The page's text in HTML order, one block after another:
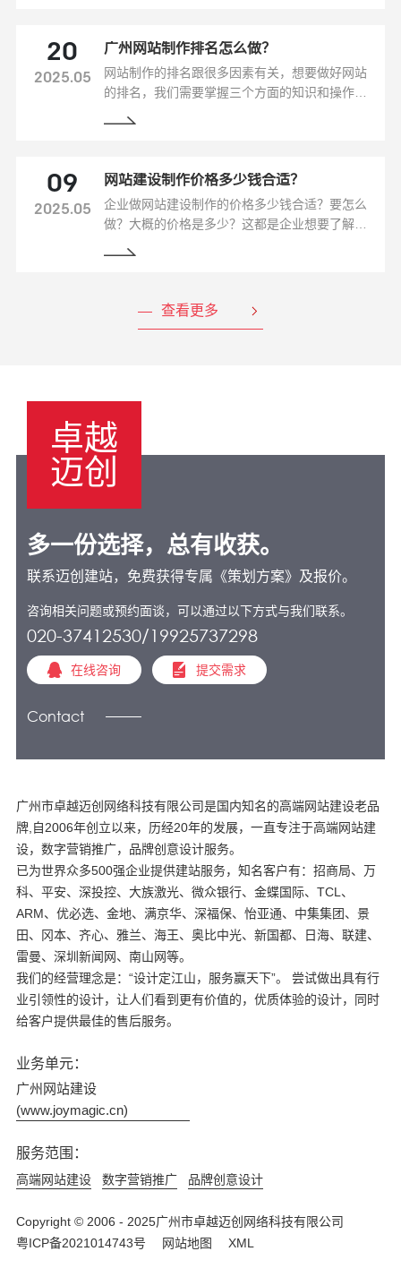
20
2025.05
广州网站制作排名怎么做？
网站制作的排名跟很多因素有关，想要做好网站
的排名，我们需要掌握三个方面的知识和操作技
09
2025.05
网站建设制作价格多少钱合适？
企业做网站建设制作的价格多少钱合适？要怎么
做？大概的价格是多少？这都是企业想要了解的
查看更多
卓越
迈创
多一份选择，总有收获。
联系迈创建站，免费获得专属《策划方案》及报价。
咨询相关问题或预约面谈，可以通过以下方式与我们联系。
020-37412530/19925737298
在线咨询 提交需求
Contact
广州市卓越迈创网络科技有限公司是国内知名的高端网站建设老品
牌,自2006年创立以来，历经20年的发展，一直专注于高端网站建
设，数字营销推广，品牌创意设计服务。
已为世界众多500强企业提供建站服务，知名客户有：招商局、万
科、平安、深投控、大族激光、微众银行、金蝶国际、TCL、
ARM、优必选、金地、满京华、深福保、怡亚通、中集集团、景
田、冈本、齐心、雅兰、海王、奥比中光、新国都、日海、联建、
雷曼、深圳新闻网、南山网等。
我们的经营理念是：“设计定江山，服务赢天下”。 尝试做出具有行
业引领性的设计，让人们看到更有价值的，优质体验的设计，同时
给客户提供最佳的售后服务。
业务单元：
广州网站建设
(www.joymagic.cn)
服务范围：
高端网站建设 数字营销推广 品牌创意设计
Copyright © 2006 - 2025广州市卓越迈创网络科技有限公司
粤ICP备2021014743号
网站地图 XML